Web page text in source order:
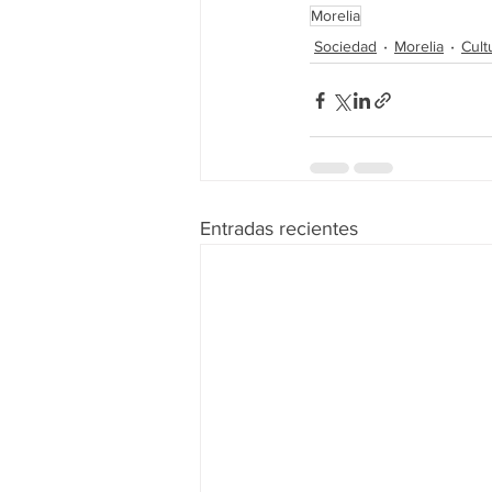
Morelia
Sociedad
Morelia
Entradas recientes